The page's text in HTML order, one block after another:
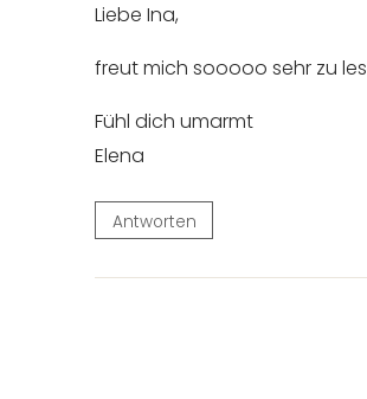
Liebe Ina,
freut mich sooooo sehr zu
Fühl dich umarmt
Elena
Antworten